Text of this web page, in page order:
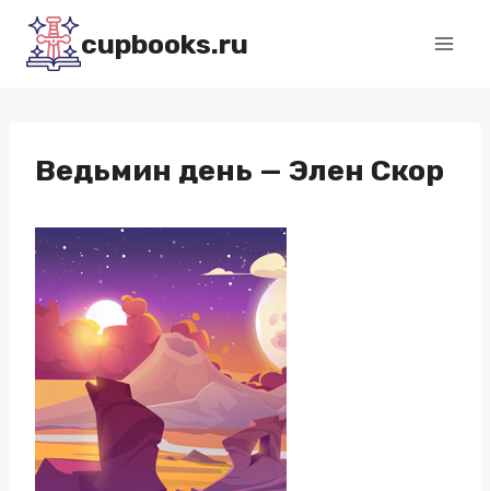
Перейти
содержимому
cupbooks.ru
Ведьмин день — Элен Скор